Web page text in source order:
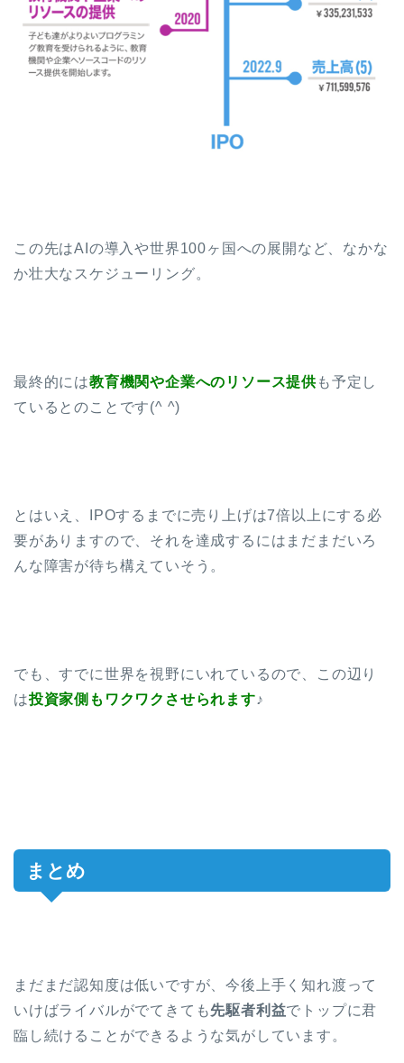
この先はAIの導入や世界100ヶ国への展開など、なかな
か壮大なスケジューリング。
最終的には教育機関や企業へのリソース提供も予定し
ているとのことです(^ ^)
とはいえ、IPOするまでに売り上げは7倍以上にする必
要がありますので、それを達成するにはまだまだいろ
んな障害が待ち構えていそう。
でも、すでに世界を視野にいれているので、この辺り
は投資家側もワクワクさせられます♪
まとめ
まだまだ認知度は低いですが、今後上手く知れ渡って
いけばライバルがでてきても先駆者利益でトップに君
臨し続けることができるような気がしています。